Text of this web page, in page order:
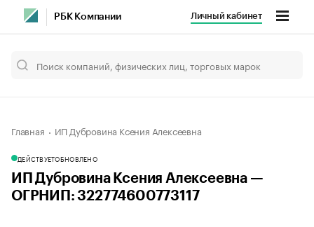
РБК Компании Личный кабинет
Главная ИП Дубровина Ксения Алексеевна
ДЕЙСТВУЕТОБНОВЛЕНО
ИП Дубровина Ксения Алексеевна —
ОГРНИП: 322774600773117